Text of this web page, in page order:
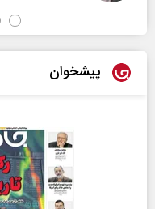
پیشخوان